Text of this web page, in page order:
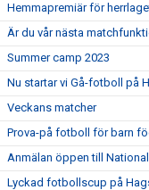
Hemmapremiär för
Är du vår nästa
Summer camp 2023
Nu startar vi Gå-fotboll på
Veckans matcher
Prova-på fotboll för barn
Anmälan öppen till
Lyckad fotbollscup på